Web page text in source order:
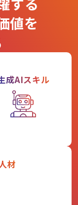
値を
成AIスキル
材